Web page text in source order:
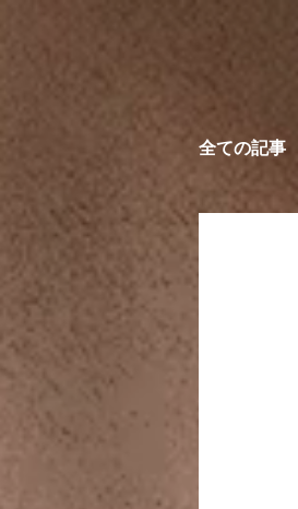
全ての記事